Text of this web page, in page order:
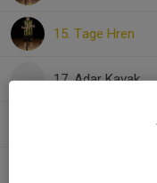
15. Tage Hren
17. Adar Kavak
20. Anton